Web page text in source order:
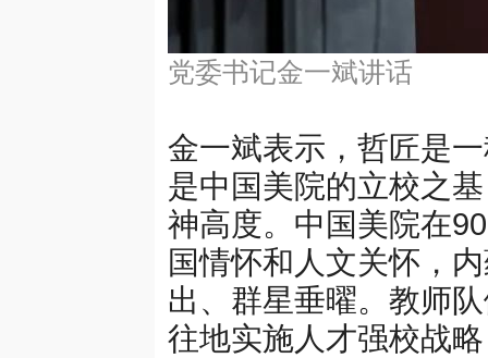
党委书记金一斌讲话
金一斌表示，哲匠是
是中国美院的立校之
神高度。中国美院在
国情怀和人文关怀，
出、群星垂曜。教师
往地实施人才强校战